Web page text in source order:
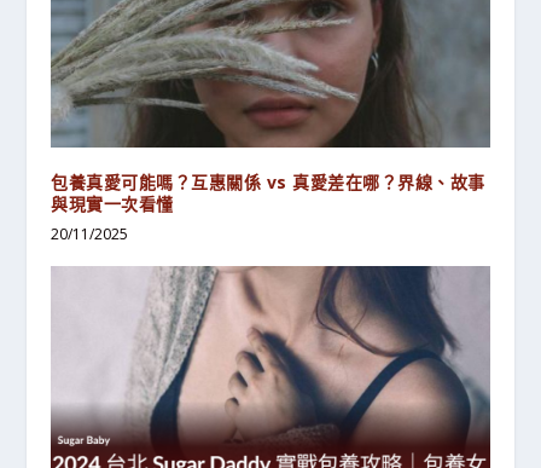
包養真愛可能嗎？互惠關係 vs 真愛差在哪？界線、故事
與現實一次看懂
20/11/2025